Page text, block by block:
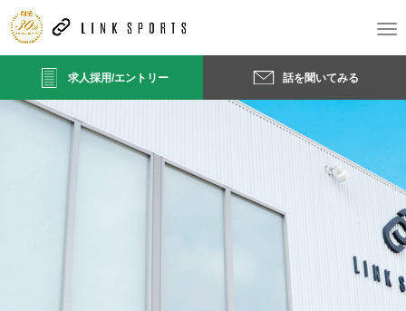
T
l
a
t
i
o
求人採用/エントリー 話を聞いてみる